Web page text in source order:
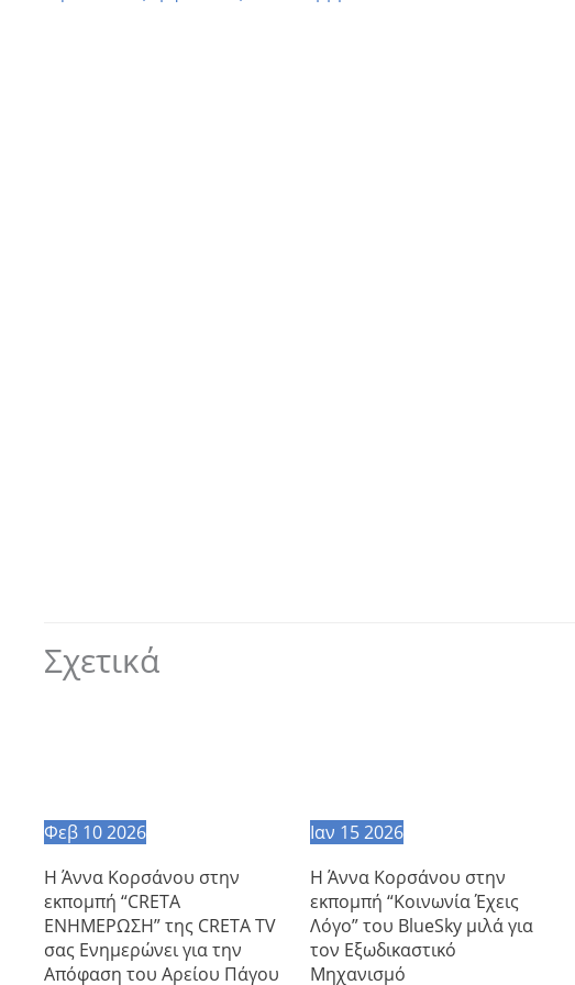
Σχετικά
Φεβ 102026
Η Άννα Κορσάνου στην
εκπομπή “CRETA
ΕΝΗΜΕΡΩΣΗ” της CRETA TV
σας Ενημερώνει για την
Απόφαση του Αρείου Πάγου
Ιαν 152026
Η Άννα Κορσάνου στην
εκπομπή “Κοινωνία Έχεις
Λόγο” του BlueSky μιλά για
τον Εξωδικαστικό
Μηχανισμό